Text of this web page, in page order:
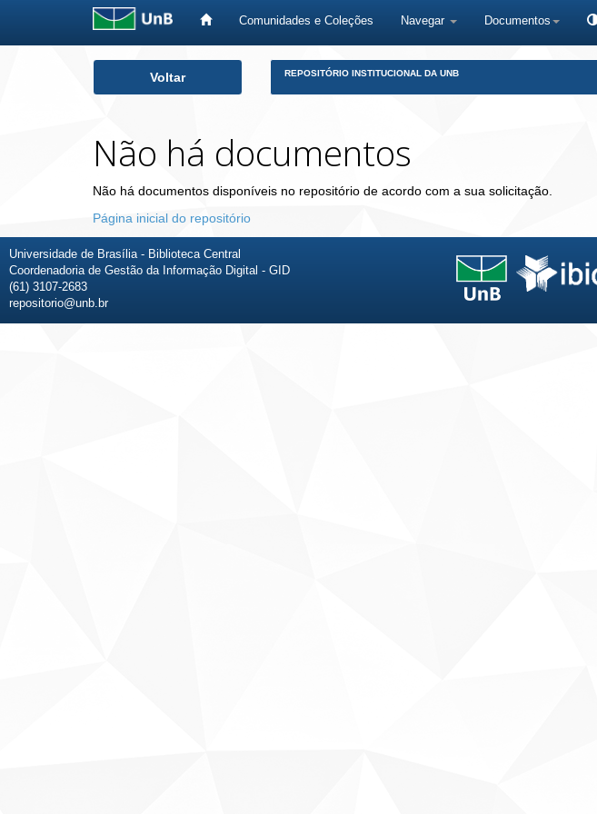
Comunidades e Coleções Navegar Documentos
Voltar REPOSITÓRIO INSTITUCIONAL DA UNB
Não há documentos
Não há documentos disponíveis no repositório de acordo com a sua solicitação.
Página inicial do repositório
Universidade de Brasília - Biblioteca Central
Coordenadoria de Gestão da Informação Digital - GID
(61) 3107-2683
repositorio@unb.br